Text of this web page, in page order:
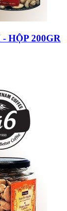
HỘP 200GR